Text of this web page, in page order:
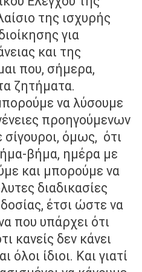
της ισχυρής
για
και της
που, σήμερα,
ζητήματα.
να λύσουμε
προηγούμενων
σίγουροι, όμως, ότι
βήμα, ημέρα με
και μπορούμε να
διαδικασίες
έτσι ώστε να
που υπάρχει ότι
κανείς δεν κάνει
όλοι ίδιοι. Και γιατί